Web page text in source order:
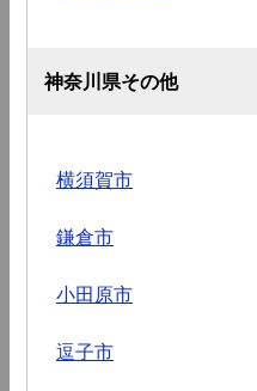
神奈川県その他
横須賀市
鎌倉市
小田原市
逗子市